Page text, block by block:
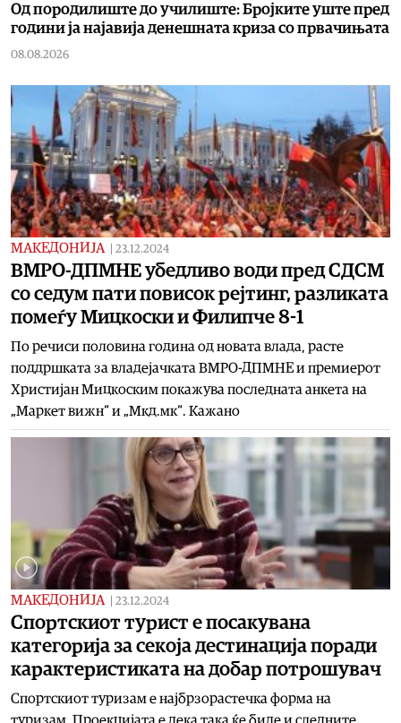
Од породилиште до училиште: Бројките уште пред
години ја најавија денешната криза со првачињата
08.08.2026
МАКЕДОНИЈА 23.12.2024
ВМРО-ДПМНЕ убедливо води пред СДСМ
со седум пати повисок рејтинг, разликата
помеѓу Мицкоски и Филипче 8-1
По речиси половина година од новата влада, расте
поддршката за владејачката ВМРО-ДПМНЕ и премиерот
Христијан Мицкоским покажува последната анкета на
„Маркет вижн“ и „Мкд.мк“. Кажано
МАКЕДОНИЈА 23.12.2024
Спортскиот турист е посакувана
категорија за секоја дестинација поради
карактеристиката на добар потрошувач
Спортскиот туризам е најбрзорастечка форма на